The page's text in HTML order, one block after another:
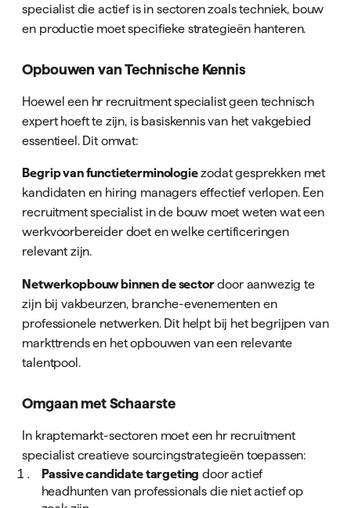
specialist die actief is in sectoren zoals techniek, bouw
en productie moet specifieke strategieën hanteren.
Opbouwen van Technische Kennis
Hoewel een hr recruitment specialist geen technisch
expert hoeft te zijn, is basiskennis van het vakgebied
essentieel. Dit omvat:
Begrip van functieterminologiezodat gesprekken met
kandidaten en hiring managers effectief verlopen. Een
recruitment specialist in de bouw moet weten wat een
werkvoorbereider doet en welke certificeringen
relevant zijn.
Netwerkopbouw binnen de sectordoor aanwezig te
zijn bij vakbeurzen, branche-evenementen en
professionele netwerken. Dit helpt bij het begrijpen van
markttrends en het opbouwen van een relevante
talentpool.
Omgaan met Schaarste
In kraptemarkt-sectoren moet een hr recruitment
specialist creatieve sourcingstrategieën toepassen:
Passive candidate targeting door actief
headhunten van professionals die niet actief op